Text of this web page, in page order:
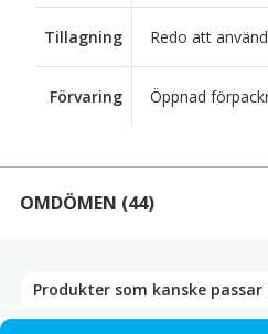
Tillagning Redo att
Förvaring Öppnad
OMDÖMEN (44)
Inger Malmros–augusti 5, 2026
Produkter som kanske passar